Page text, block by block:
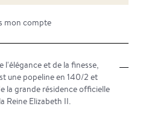
mon compte
l'élégance et de la finesse,
une popeline en 140/2 et
la grande résidence officielle
Reine Elizabeth II.